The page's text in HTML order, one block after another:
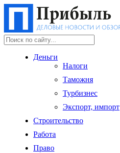
Деньги
Налоги
Таможня
Турбизнес
Экспорт, импорт
Строительство
Работа
Право